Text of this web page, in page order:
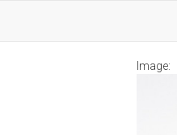
Image: